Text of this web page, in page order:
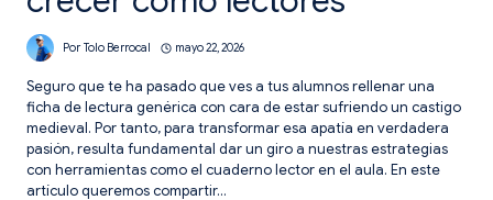
Por Tolo Berrocal mayo 22, 2026
Seguro que te ha pasado que ves a tus alumnos rellenar una
ficha de lectura genérica con cara de estar sufriendo un castigo
medieval. Por tanto, para transformar esa apatía en verdadera
pasión, resulta fundamental dar un giro a nuestras estrategias
con herramientas como el cuaderno lector en el aula. En este
artículo queremos compartir…